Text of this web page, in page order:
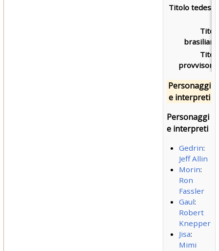
Titolo
Personaggi
e interpreti
Personaggi
e interpreti
Gedrin:
Jeff Allin
Morin:
Ron
Fassler
Gaul:
Robert
Knepper
Jisa:
Mimi